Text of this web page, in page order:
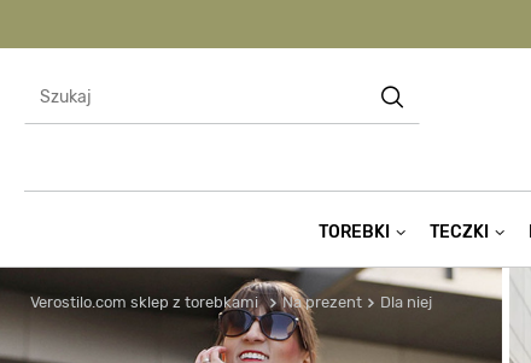
TOREBKI TECZKI
Verostilo.com sklep z torebkami Na prezent Dla niej